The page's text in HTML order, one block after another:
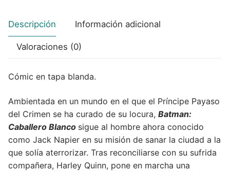
Descripción Información adicional
Valoraciones (0)
Cómic en tapa blanda.
Ambientada en un mundo en el que el Príncipe Payaso
del Crimen se ha curado de su locura, Batman:
Caballero Blanco sigue al hombre ahora conocido
como Jack Napier en su misión de sanar la ciudad a la
que solía aterrorizar. Tras reconciliarse con su sufrida
compañera, Harley Quinn, pone en marcha una